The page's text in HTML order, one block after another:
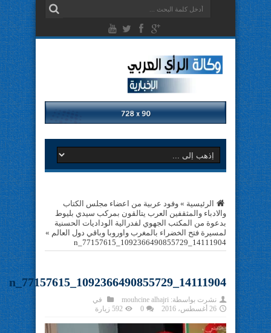
الرئيسية » وفود عربية من اعضاء مجلس الكتاب
والادباء والمثقفين العرب يتالقون بمركب سيدي بليوط
بدعوة من المكتب الجهوي لفدرالية الوداديات الحسنية
لمسيرة فتح الخضراء بالمغرب واوروبا وباقي دول العالم »
14111904_1092366490855729_77157615_n
14111904_1092366490855729_77157615_n
نشرت بواسطة: mouhcine alhajri
في
26 أغسطس، 2016
0 592 زيارة